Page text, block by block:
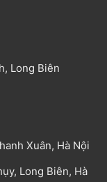
Long Biên
Xuân, Hà Nội
Long Biên, Hà